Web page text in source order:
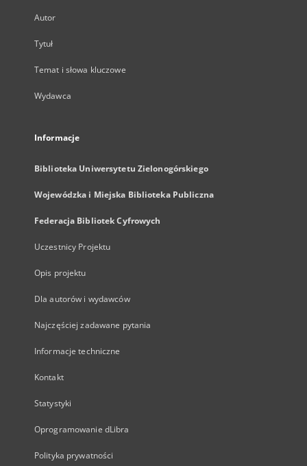
Autor
Tytuł
Temat i słowa kluczowe
Wydawca
Informacje
Biblioteka Uniwersytetu Zielonogórskiego
Wojewódzka i Miejska Biblioteka Publiczna
Federacja Bibliotek Cyfrowych
Uczestnicy Projektu
Opis projektu
Dla autorów i wydawców
Najczęściej zadawane pytania
Informacje techniczne
Kontakt
Statystyki
Oprogramowanie dLibra
Polityka prywatności